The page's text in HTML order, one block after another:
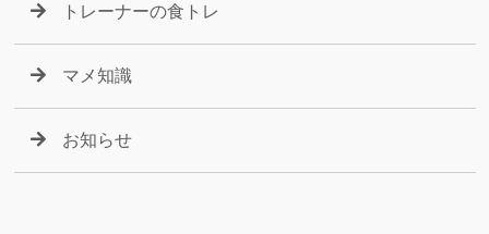
トレーナーの食トレ
マメ知識
お知らせ